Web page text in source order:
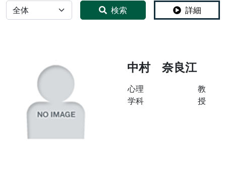
全体 検索 詳細
中村 奈良江
心理
学科
教
授